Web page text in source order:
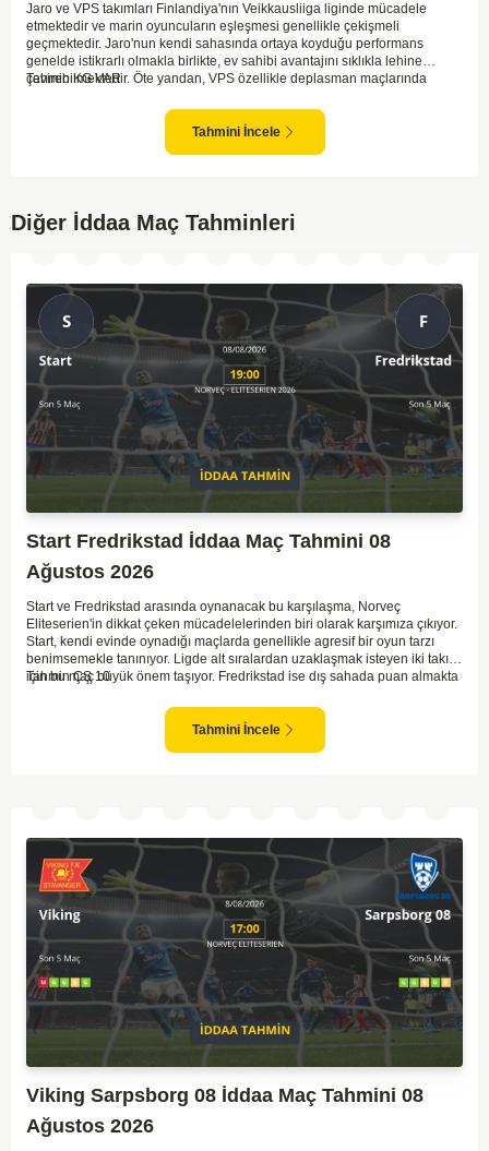
Jaro ve VPS takımları Finlandiya'nın Veikkausliiga liginde mücadele
etmektedir ve marin oyuncuların eşleşmesi genellikle çekişmeli
geçmektedir. Jaro'nun kendi sahasında ortaya koyduğu performans
genelde istikrarlı olmakla birlikte, ev sahibi avantajını sıklıkla lehine
çevirebilmektedir. Öte yandan, VPS özellikle deplasman maçlarında
anlar yakalayabilmektedir. İki takım arasındaki tarihsel rekabet dikkate
alındığında, maçın dengede geçmesi olasıdır ve her iki tarafın da gol
şansı bulunmaktadır. Özellikle Jaro'nun savunma zaafları ve VPS'nin hızlı
Tahmin KG VAR
Tahmini İncele
Diğer İddaa Maç Tahminleri
Start Fredrikstad İddaa Maç Tahmini 08
Ağustos 2026
Start ve Fredrikstad arasında oynanacak bu karşılaşma, Norveç
Eliteserien'in dikkat çeken mücadelelerinden biri olarak karşımıza çıkıyor.
Start, kendi evinde oynadığı maçlarda genellikle agresif bir oyun tarzı
benimsemekle tanınıyor. Ligde alt sıralardan uzaklaşmak isteyen iki takım
için bu maç büyük önem taşıyor. Fredrikstad ise dış sahada puan almakta
mücadelede zorluk çıkartabilir. Maçın temposunun yüksek olacağını ve
her iki takımın da sonuca gitmeye odaklanacağını düşünüyorum.
Tahmin ÇŞ 10
Tahmini İncele
Viking Sarpsborg 08 İddaa Maç Tahmini 08
Ağustos 2026